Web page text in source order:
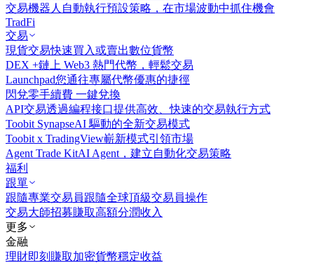
交易機器人 自動執行預設策略，在市場波動中抓住機會
TradFi
交易
現貨交易快速買入或賣出數位貨幣
DEX +鏈上 Web3 熱門代幣，輕鬆交易
Launchpad您通往專屬代幣優惠的捷徑
閃兌零手續費 一鍵兌換
API交易透過編程接口提供高效、快速的交易執行方式
Toobit SynapseAI 驅動的全新交易模式
Toobit x TradingView嶄新模式引領市場
Agent Trade KitAI Agent，建立自動化交易策略
福利
跟單
跟隨專業交易員跟隨全球頂級交易員操作
交易大師招募賺取高額分潤收入
更多
金融
理財即刻賺取加密貨幣穩定收益